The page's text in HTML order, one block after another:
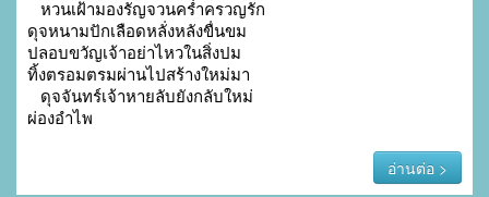
หวนเฝ้ามองรัญจวนคร่ำครวญรัก
ดุจหนามปักเลือดหลั่งหลังขื่นขม
ปลอบขวัญเจ้าอย่าไหวในสิ่งปม
ทิ้งตรอมตรมผ่านไปสร้างใหม่มา
ดุจจันทร์เจ้าหายลับยังกลับใหม่
ผ่องอำไพ
อ่านต่อ >